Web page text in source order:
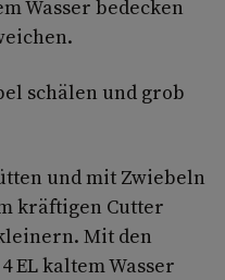
Wasser bedecken
schälen und grob
und mit Zwiebeln
kräftigen Cutter
Mit den
EL kaltem Wasser